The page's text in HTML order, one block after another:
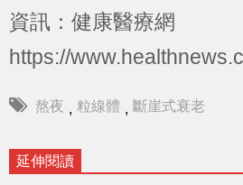
資訊：健康醫療網
https://
熬夜 粒線體 斷崖式衰老
延伸閱讀